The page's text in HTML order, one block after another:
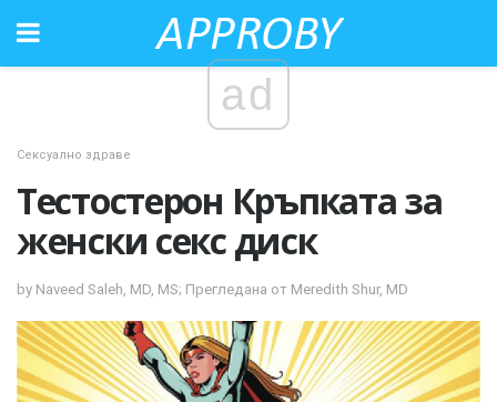
ad
Сексуално здраве
Тестостерон Кръпката за
женски секс диск
by Naveed Saleh, MD, MS; Прегледана от Meredith Shur, MD